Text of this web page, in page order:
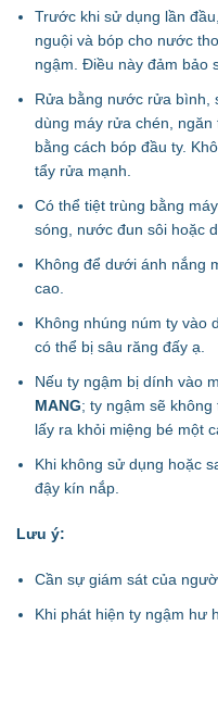
Trước khi sử dụng lần
nguội và bóp cho nước
ngậm. Điều này đảm bảo
Rửa bằng nước rửa bình,
dùng máy rửa chén,
bằng cách bóp đầu ty.
tẩy rửa mạnh.
Có thể tiệt trùng bằng
sóng, nước đun sôi hoặc
Không để dưới ánh nắng
cao.
Không nhúng núm ty vào
có thể bị sâu răng đấy ạ.
Nếu ty ngậm bị dính vào
MANG; ty ngậm sẽ
lấy ra khỏi miệng bé một
Khi không sử dụng hoặc
đậy kín nắp.
Lưu ý:
Cần sự giám sát của
Khi phát hiện ty ngậm hư